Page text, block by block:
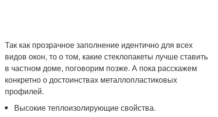
Так как прозрачное заполнение идентично для всех
видов окон, то о том, какие стеклопакеты лучше ставить
в частном доме, поговорим позже. А пока расскажем
конкретно о достоинствах металлопластиковых
профилей.
Высокие теплоизолирующие свойства.